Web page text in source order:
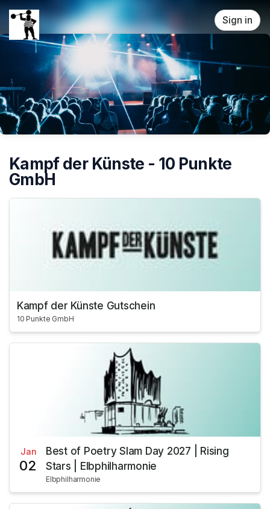
Skip header
Sign in
Kampf der Künste - 10 Punkte
GmbH
Kampf der Künste Gutschein
10 Punkte GmbH
Jan
02
Best of Poetry Slam Day 2027 | Rising
Stars | Elbphilharmonie
Elbphilharmonie